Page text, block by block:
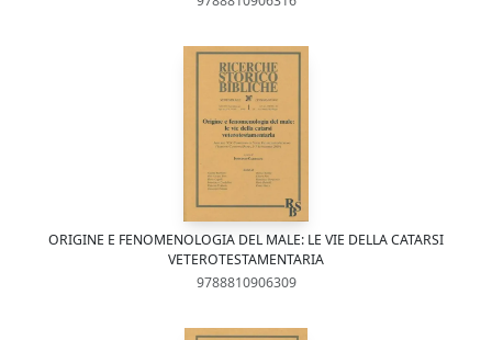
ORIGINE E FENOMENOLOGIA DEL MALE: LE VIE DELLA CATARSI
VETEROTESTAMENTARIA
9788810906309